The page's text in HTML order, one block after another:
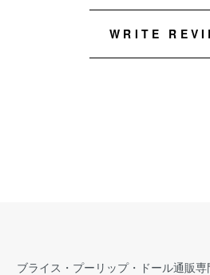
WRITE
ブライス・プーリップ・ドール通販